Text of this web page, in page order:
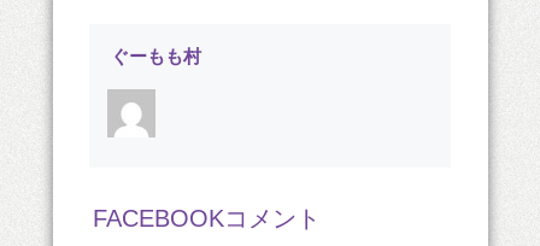
ぐーもも村
FACEBOOKコメント